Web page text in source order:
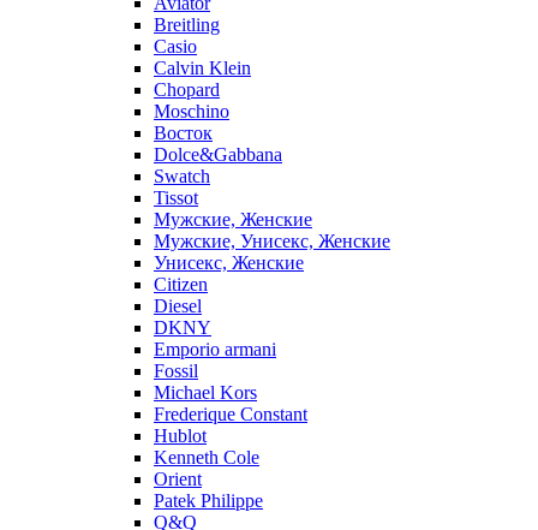
Breitling
Casio
Calvin Klein
Chopard
Moschino
Восток
Dolce&Gabbana
Swatch
Tissot
Мужские, Женские
Мужские, Унисекс, Женские
Унисекс, Женские
Citizen
Diesel
DKNY
Emporio armani
Fossil
Michael Kors
Frederique Constant
Hublot
Kenneth Cole
Orient
Patek Philippe
Q&Q